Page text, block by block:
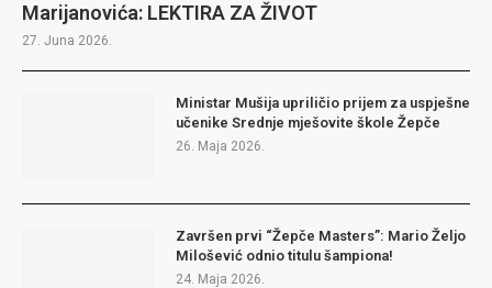
Marijanovića: LEKTIRA ZA ŽIVOT
27. Juna 2026.
Ministar Mušija upriličio prijem za uspješne
učenike Srednje mješovite škole Žepče
26. Maja 2026.
Završen prvi “Žepče Masters”: Mario Željo
Milošević odnio titulu šampiona!
24. Maja 2026.